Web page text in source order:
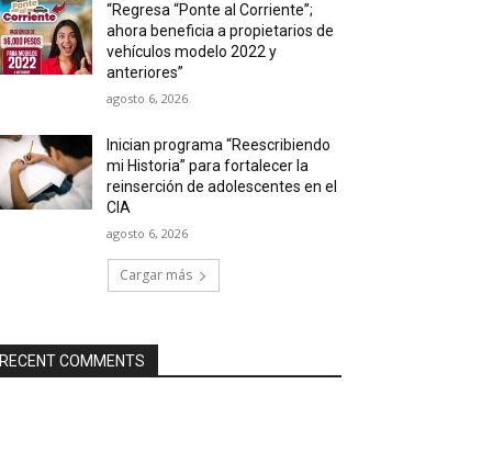
“Regresa “Ponte al Corriente”;
ahora beneficia a propietarios de
vehículos modelo 2022 y
anteriores”
agosto 6, 2026
Inician programa “Reescribiendo
mi Historia” para fortalecer la
reinserción de adolescentes en el
CIA
agosto 6, 2026
Cargar más
RECENT COMMENTS